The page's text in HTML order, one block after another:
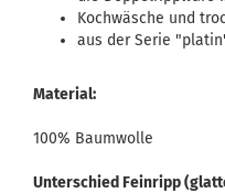
Kochwäsche und
aus der Serie
Material:
100% Baumwolle
Unterschied Feinripp